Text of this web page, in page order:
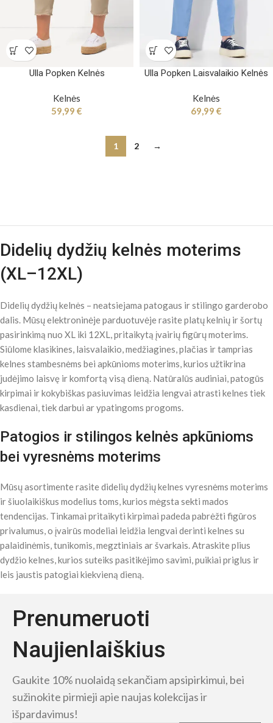
Ulla Popken Kelnės
Kelnės
59,99 €
Ulla Popken Laisvalaikio Kelnės
Kelnės
69,99 €
1 2 →
Didelių dydžių kelnės moterims
(XL–12XL)
Didelių dydžių kelnės – neatsiejama patogaus ir stilingo garderobo
dalis. Mūsų elektroninėje parduotuvėje rasite platų kelnių ir šortų
pasirinkimą nuo XL iki 12XL, pritaikytą įvairių figūrų moterims.
Siūlome klasikines, laisvalaikio, medžiagines, plačias ir tamprias
kelnes stambesnėms bei apkūnioms moterims, kurios užtikrina
judėjimo laisvę ir komfortą visą dieną. Natūralūs audiniai, patogūs
kirpimai ir kokybiškas pasiuvimas leidžia lengvai atrasti kelnes tiek
kasdienai, tiek darbui ar ypatingoms progoms.
Patogios ir stilingos kelnės apkūnioms
bei vyresnėms moterims
Mūsų asortimente rasite didelių dydžių kelnes vyresnėms moterims
ir šiuolaikiškus modelius toms, kurios mėgsta sekti mados
tendencijas. Tinkamai pritaikyti kirpimai padeda pabrėžti figūros
privalumus, o įvairūs modeliai leidžia lengvai derinti kelnes su
palaidinėmis, tunikomis, megztiniais ar švarkais. Atraskite plius
dydžio kelnes, kurios suteiks pasitikėjimo savimi, puikiai priglus ir
leis jaustis patogiai kiekvieną dieną.
Prenumeruoti
Naujienlaiškius
Gaukite 10% nuolaidą sekančiam apsipirkimui, bei
sužinokite pirmieji apie naujas kolekcijas ir
išpardavimus!